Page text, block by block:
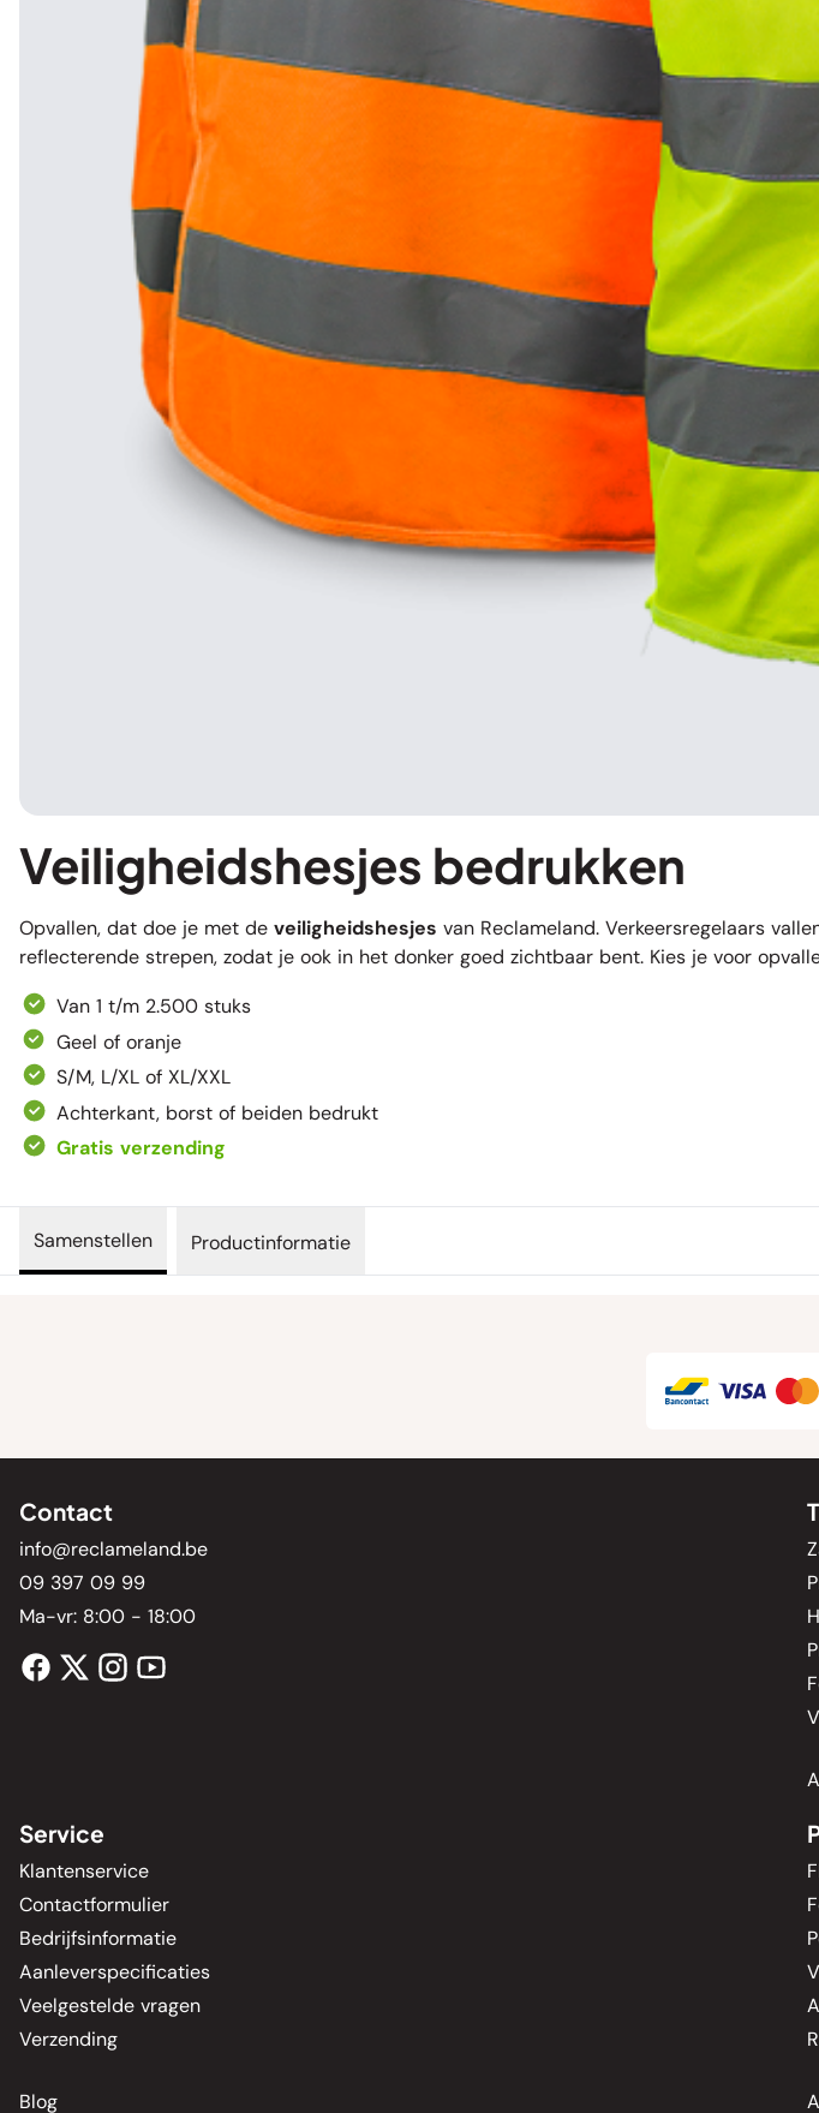
Veiligheidshesjes bedrukken
Opvallen, dat doe je met de veiligheidshesjes van Reclameland. Verkeersregelaars
reflecterende strepen, zodat je ook in het donker goed zichtbaar bent. Kies je voor
Van 1 t/m 2.500 stuks
Geel of oranje
S/M, L/XL of XL/XXL
Achterkant, borst of beiden bedrukt
Gratis verzending
Samenstellen Productinformatie
Contact
info@reclameland.be
09 397 09 99
Ma-vr: 8:00 - 18:00
Service
Klantenservice
Contactformulier
Bedrijfsinformatie
Aanleverspecificaties
Veelgestelde vragen
Verzending
Blog